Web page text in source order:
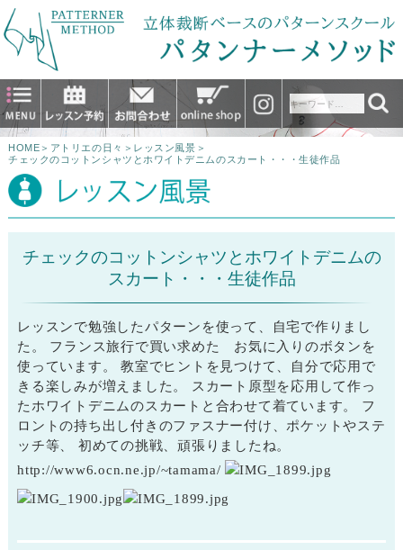
HOME ＞ アトリエの日々 ＞ レッスン風景 ＞
チェックのコットンシャツとホワイトデニムのスカート・・・生徒作品
チェックのコットンシャツとホワイトデニムの
スカート・・・生徒作品
レッスンで勉強したパターンを使って、自宅で作りまし
た。 フランス旅行で買い求めた お気に入りのボタンを
使っています。 教室でヒントを見つけて、自分で応用で
きる楽しみが増えました。 スカート原型を応用して作っ
たホワイトデニムのスカートと合わせて着ています。 フ
ロントの持ち出し付きのファスナー付け、ポケットやステ
ッチ等、 初めての挑戦、頑張りましたね。
http://www6.ocn.ne.jp/~tamama/